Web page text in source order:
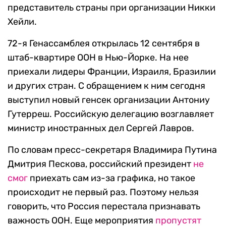
представитель страны при организации Никки
Хейли.
72-я Генассамблея открылась 12 сентября в
штаб-квартире ООН в Нью-Йорке. На нее
приехали лидеры Франции, Израиля, Бразилии
и других стран. С обращением к ним сегодня
выступил новый генсек организации Антониу
Гутерреш. Российскую делегацию возглавляет
министр иностранных дел Сергей Лавров.
По словам пресс-секретаря Владимира Путина
Дмитрия Пескова, российский президент не
смог приехать сам из-за графика, но такое
происходит не первый раз. Поэтому нельзя
говорить, что Россия перестала признавать
важность ООН. Еще мероприятия пропустят